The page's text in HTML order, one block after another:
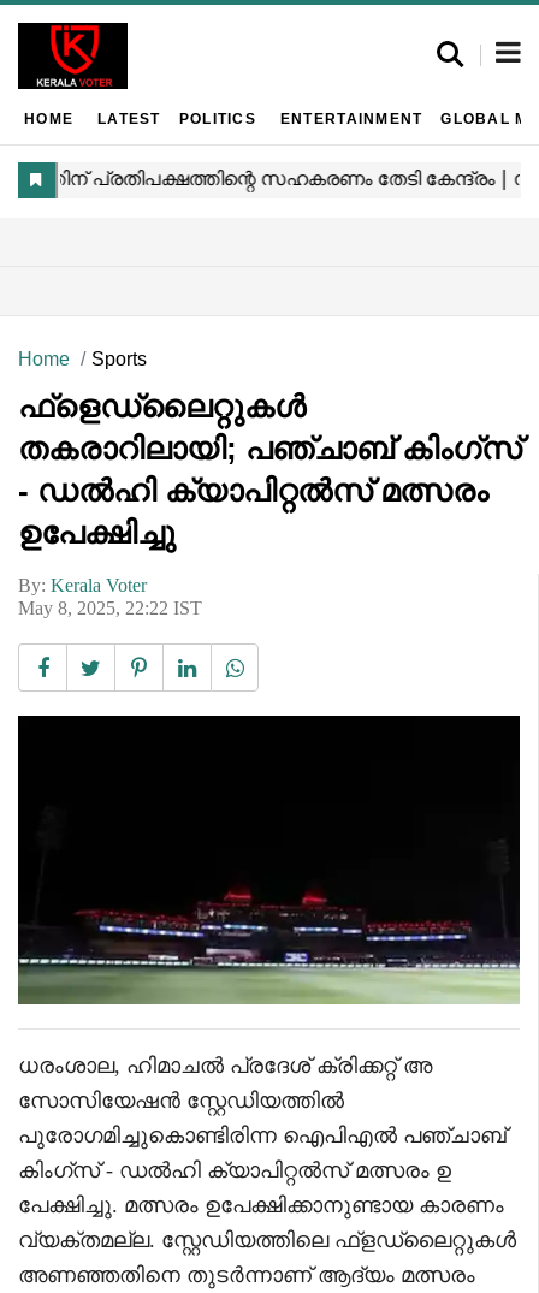
HOME LATEST POLITICS ENTERTAINMENT GLOBAL
Home Sports
ഫ്‌ളെഡ്ലൈറ്റുകൾ
തകരാറിലായി; പഞ്ചാബ് കിംഗ്സ്
- ഡൽഹി ക്യാപിറ്റൽസ് മത്സരം
ഉപേക്ഷിച്ചു
By: Kerala Voter
May 8, 2025, 22:22 IST
ധരംശാല, ഹിമാചൽ പ്രദേശ് ക്രിക്കറ്റ് അ
സോസിയേഷൻ സ്റ്റേഡിയത്തിൽ
പുരോഗമിച്ചുകൊണ്ടിരിന്ന ഐപിഎൽ പഞ്ചാബ്
കിംഗ്‌സ് - ഡൽഹി ക്യാപിറ്റൽസ് മത്സരം ഉ
പേക്ഷിച്ചു. മത്സരം ഉപേക്ഷിക്കാനുണ്ടായ കാരണം
വ്യക്തമല്ല. സ്റ്റേഡിയത്തിലെ ഫ്‌ളഡ്ലൈറ്റുകൾ
അണഞ്ഞതിനെ തുടർന്നാണ് ആദ്യം മത്സരം